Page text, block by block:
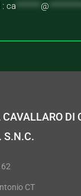
ca @
DI
S.N.C.
CT